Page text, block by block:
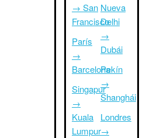
→ San
Francisco
París
→
Barcelona
Singapur
→
Kuala
Lumpur
Nueva
Delhi
→
Dubái
Pekín
→
Shanghái
Londres
→